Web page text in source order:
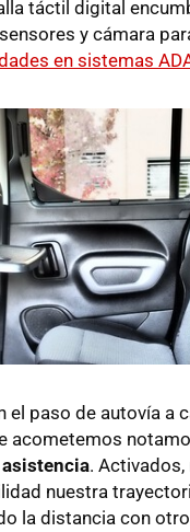
táctil digital
y cámara
en sistemas
el paso de autovía a
acometemos
asistencia.
nuestra
la distancia con